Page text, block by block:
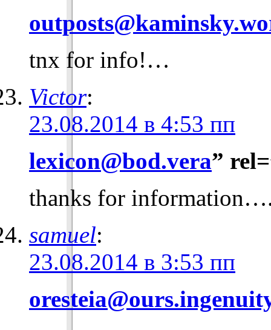
tnx for info!…
Victor:
23.08.2014 в 4:53 пп
lexicon@bod.vera”
thanks for
samuel:
23.08.2014 в 3:53 пп